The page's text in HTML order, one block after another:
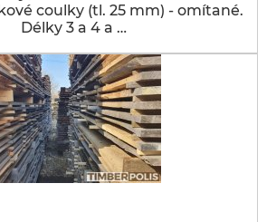
coulky (tl. 25 mm) - omítané.
Délky 3 a 4 a …